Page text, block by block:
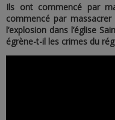
Ils ont commencé par
commencé par
l’explosion dans l’église
égrène-t-il les crimes du